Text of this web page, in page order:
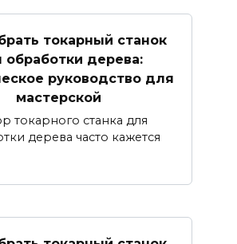
токарный станок
обработки дерева:
руководство для
мастерской
токарного станка для
дерева часто кажется